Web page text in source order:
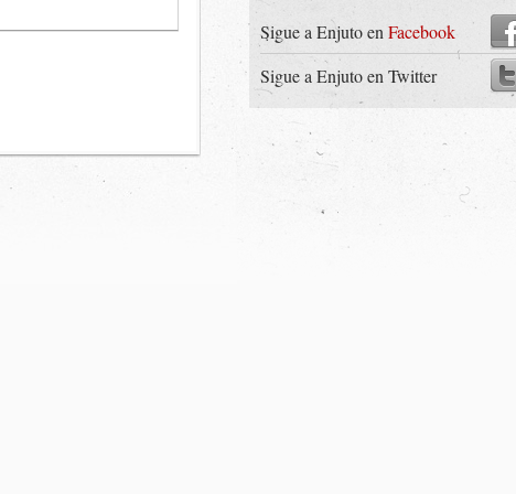
Sigue a Enjuto en Facebook
Sigue a Enjuto en Twitter